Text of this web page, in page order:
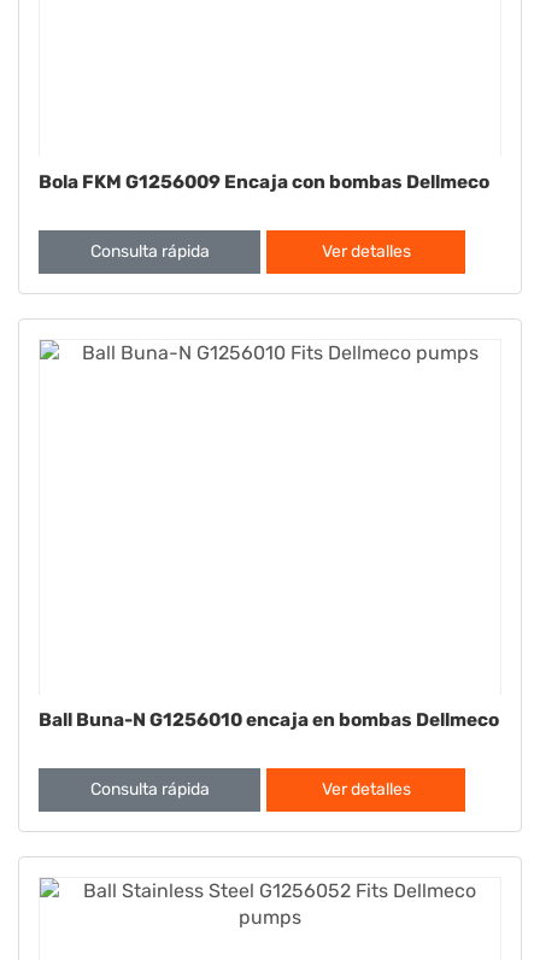
Bola FKM G1256009 Encaja con bombas Dellmeco
Consulta rápida Ver detalles
Ball Buna-N G1256010 encaja en bombas Dellmeco
Consulta rápida Ver detalles